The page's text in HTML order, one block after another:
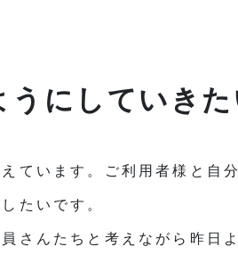
にしていきた
ています。ご利用者様と自
たいです。
さんたちと考えながら昨日